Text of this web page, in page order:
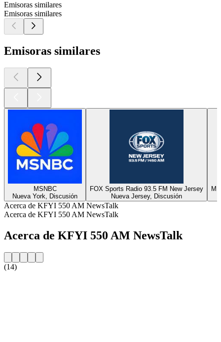
Emisoras similares
Emisoras similares
Emisoras similares
MSNBC
Nueva York, Discusión
FOX Sports Radio 93.5 FM New Jersey
Nueva Jersey, Discusión
Acerca de KFYI 550 AM NewsTalk
Acerca de KFYI 550 AM NewsTalk
Acerca de KFYI 550 AM NewsTalk
(14)